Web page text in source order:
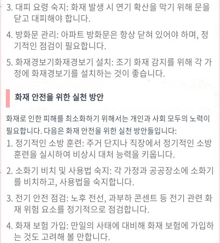
대피 요령 숙지: 화재 발생 시 연기 확산을 막기 위해 문을
닫고 대피해야 합니다.
방화문 관리: 아파트 방화문은 항상 닫혀 있어야 하며, 정
기적인 점검이 필요합니다.
화재경보기화재경보기 설치: 조기 화재 감지를 위해 각 가
정에 화재경보기를 설치하는 것이 좋습니다.
화재 안전을 위한 실천 방안
화재로 인한 피해를 최소화하기 위해서는 개인과 사회 모두의 노력이
필요합니다. 다음은 화재 안전을 위한 실천 방안들입니다:
정기적인 소방 훈련: 주거 단지나 직장에서 정기적인 소방
훈련을 실시하여 비상시 대처 능력을 키웁니다.
소화기 비치 및 사용법 숙지: 각 가정과 공공장소에 소화기
를 비치하고, 사용법을 숙지합니다.
전기 안전 점검: 노후 전선, 과부하 콘센트 등 전기 관련 화
재 위험 요소를 정기적으로 점검합니다.
화재 보험 가입: 만일의 사태에 대비해 화재 보험에 가입하
는 것도 고려해 볼 만합니다.